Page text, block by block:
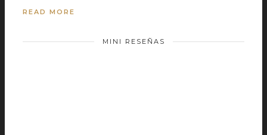
READ MORE
MINI RESEÑAS